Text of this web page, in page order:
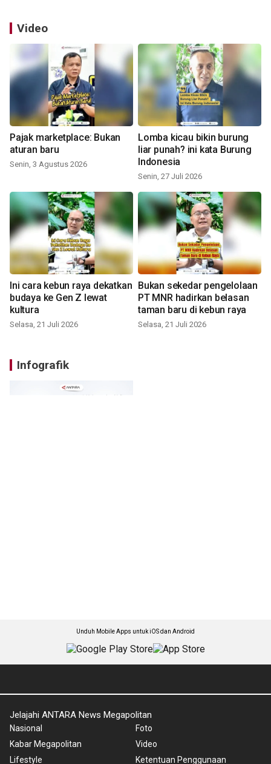
Video
Pajak marketplace: Bukan
aturan baru
Senin, 3 Agustus 2026
Lomba kicau bikin burung
liar punah? ini kata Burung
Indonesia
Senin, 27 Juli 2026
Ini cara kebun raya dekatkan
budaya ke Gen Z lewat
kultura
Selasa, 21 Juli 2026
Bukan sekedar pengelolaan
PT MNR hadirkan belasan
taman baru di kebun raya
Selasa, 21 Juli 2026
Infografik
Unduh Mobile Apps untuk iOS dan Android
Jelajahi ANTARA News Megapolitan
Nasional
Kabar Megapolitan
Lifestyle
Foto
Video
Ketentuan Penggunaan